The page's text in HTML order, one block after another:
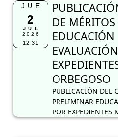
JUE
2
JUL
2026
12:31
DE
EDUCACIÓN
ORBEGOSO
PUBLICACIÓN DEL
PRELIMINAR
POR EXPEDIENTES